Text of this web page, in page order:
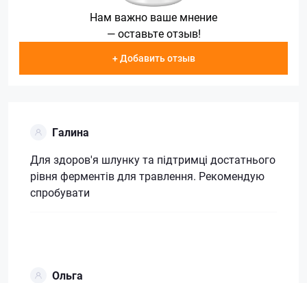
Нам важно ваше мнение
— оставьте отзыв!
+ Добавить отзыв
Галина
Для здоров'я шлунку та підтримці достатнього
рівня ферментів для травлення. Рекомендую
спробувати
Ольга